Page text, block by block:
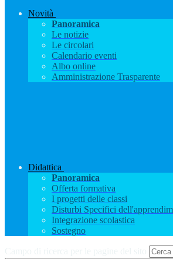
Novità
Panoramica
Le notizie
Le circolari
Calendario eventi
Albo online
Amministrazione Trasparente
Didattica
Panoramica
Offerta formativa
I progetti delle classi
Disturbi Specifici
Integrazione scolastica
Sostegno